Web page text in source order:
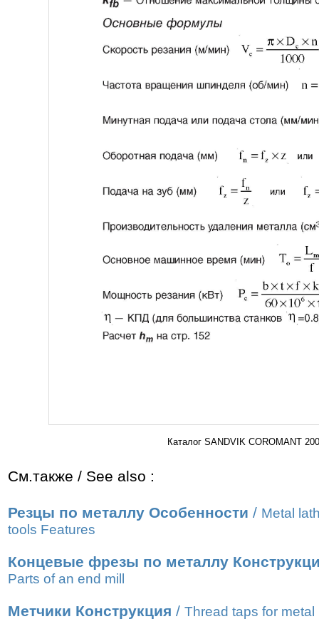
Каталог SANDVIK COROMANT
См.также / See also :
Резцы по металлу Особенности / Metal
tools Features
Концевые фрезы по металлу
Parts of an end mill
Метчики Конструкция / Thread taps for metal